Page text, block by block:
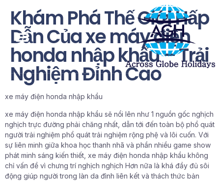
Khám Phá Thế Giới Hấp
Dẫn Của xe máy điện
honda nhập khẩu – Trải
Nghiệm Đỉnh Cao
xe máy điện honda nhập khẩu
xe máy điện honda nhập khẩu sẽ nổi lên như 1 nguồn gốc nghịch
nghịch trực đường phải chăng nhất, dẫn tới đến toàn bộ phổ quát
người trải nghiệm phổ quát trải nghiệm rộng phệ và lôi cuốn. Với
sự liên minh giữa khoa học thanh nhã và phần nhiều game show
phát minh sáng kiến thiết, xe máy điện honda nhập khẩu không
chỉ vấn đề vì chưng trí nghịch nghịch Hơn nữa là khá đầy đủ sôi
động giúp người trong làn da đình liên kết và thách thức bản